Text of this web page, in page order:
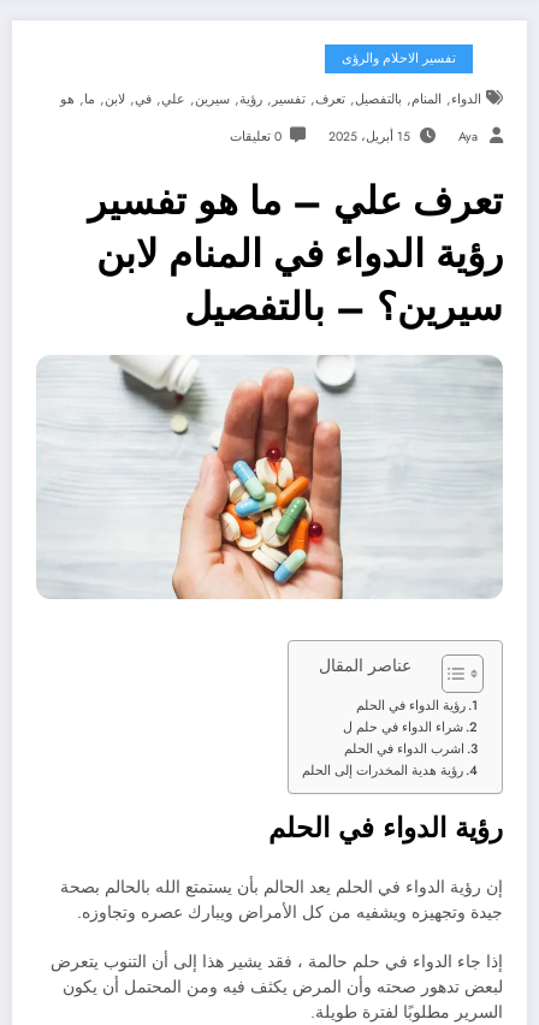
تفسير الاحلام والرؤى
الدواء, المنام, بالتفصيل, تعرف, تفسير , رؤية, سيرين, علي, في, لابن, ما, هو
Aya 15 أبريل، 2025 0 تعليقات
تعرف علي – ما هو تفسير
رؤية الدواء في المنام لابن
سيرين؟ – بالتفصيل
عناصر المقال
رؤية الدواء في الحلم
شراء الدواء في حلم ل
اشرب الدواء في الحلم
رؤية هدية المخدرات إلى الحلم
رؤية الدواء في الحلم
إن رؤية الدواء في الحلم يعد الحالم بأن يستمتع الله بالحالم بصحة
جيدة وتجهيزه ويشفيه من كل الأمراض ويبارك عصره وتجاوزه.
إذا جاء الدواء في حلم حالمة ، فقد يشير هذا إلى أن التنوب يتعرض
لبعض تدهور صحته وأن المرض يكثف فيه ومن المحتمل أن يكون
السرير مطلوبًا لفترة طويلة.